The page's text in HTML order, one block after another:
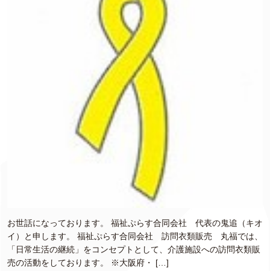
お世話になっております。 福祉ぷらす合同会社 代表の鬼追（キオ
イ）と申します。 福祉ぷらす合同会社 訪問衣類販売 丸福では、
「日常生活の継続」をコンセプトとして、介護施設への訪問衣類販
売の活動をしております。 ※大阪府・ […]